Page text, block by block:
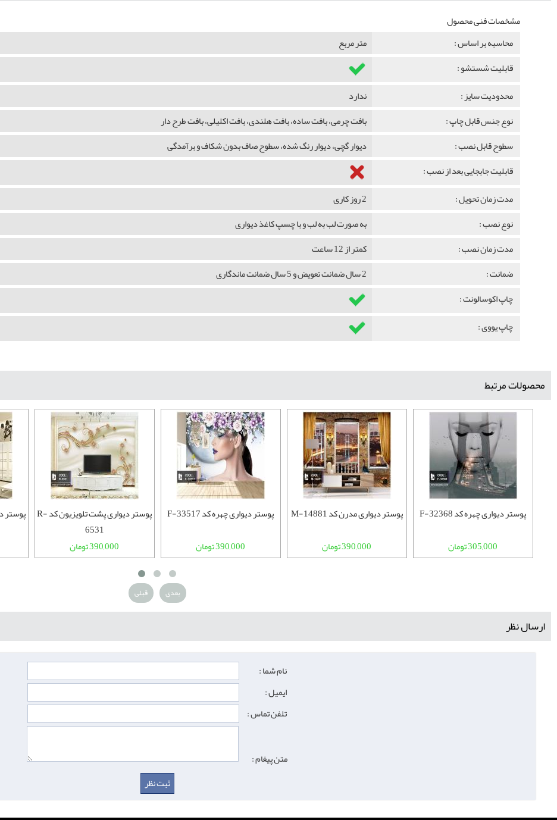
مشخصات فنی محصول
محاسبه بر اساس :
متر مربع
قابلیت شستشو :
محدودیت سایز :
ندارد
نوع جنس قابل چاپ :
بافت چرمی، بافت ساده، بافت هلندی، بافت اکلیلی، بافت طرح دار
سطوح قابل نصب :
دیوار گچی، دیوار رنگ شده، سطوح صاف بدون شکاف و برآمدگی
قابلیت جابجایی بعد از نصب :
مدت زمان تحویل :
2 روز کاری
نوع نصب :
به صورت لب به لب و با چسپ کاغذ دیواری
مدت زمان نصب :
کمتر از 12 ساعت
ضمانت :
2 سال ضمانت تعویض و 5 سال ضمانت ماندگاری
چاپ اکوسالونت :
چاپ یووی :
محصولات مرتبط
پوستر دیواری پشت تلویزیون کد R-
6531
390,000 تومان
پوستر دیواری چهره کد F-33517
390,000 تومان
پوستر دیواری مدرن کد M-14881
390,000 تومان
پوستر دیواری چهره کد F-32368
305,000 تومان
قبلی بعدی
ارسال نظر
نام شما :
ایمیل :
تلفن تماس :
متن پیغام :